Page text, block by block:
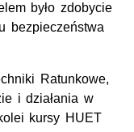
było zdobycie
bezpieczeństwa
Ratunkowe,
i działania w
kursy HUET